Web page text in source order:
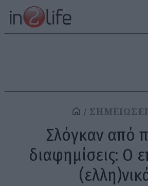
Σλόγκαν από
διαφημίσεις: Ο